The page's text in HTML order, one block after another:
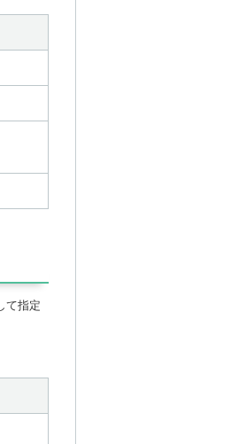
て指定